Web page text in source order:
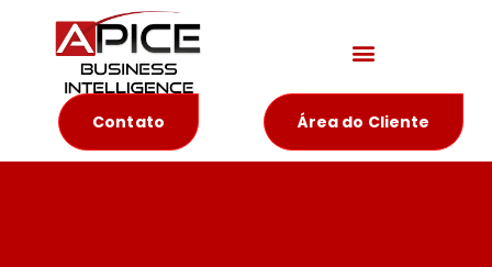
Contato Área do Cliente